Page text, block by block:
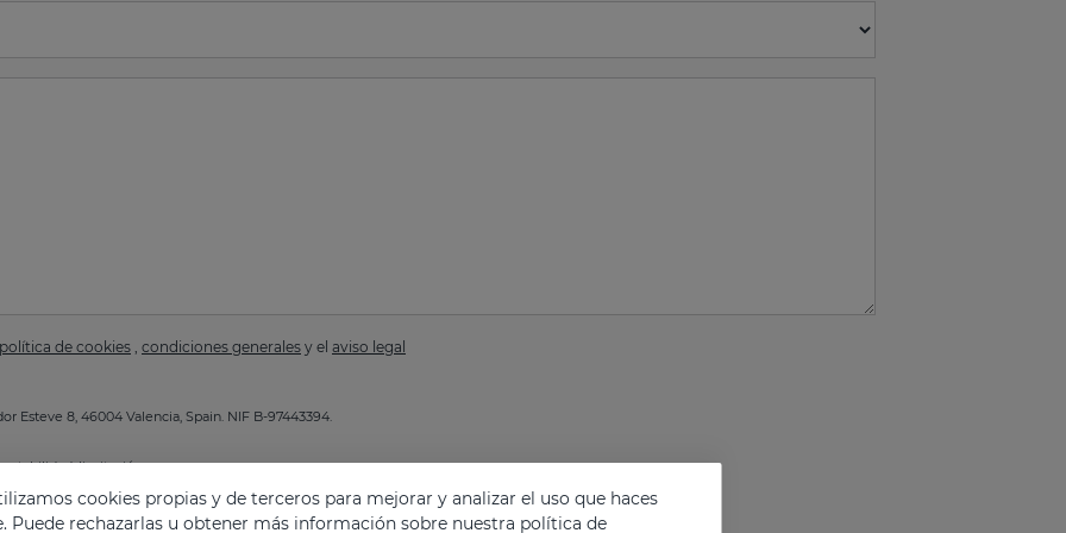
política de cookies , condiciones generales y el aviso legal
Esteve 8, 46004 Valencia, Spain. NIF B-97443394.
limitación.
de Privacidad.
cookies propias y de terceros para mejorar y analizar el uso que haces
Puede rechazarlas u obtener más información sobre nuestra política de